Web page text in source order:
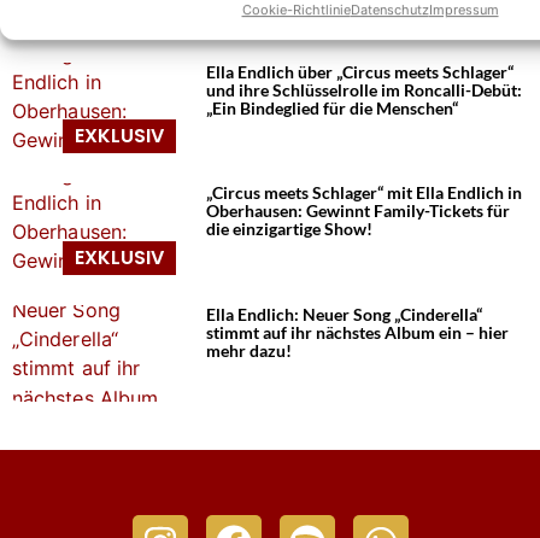
Cookie-RichtlinieDatenschutzImpressum
Ella Endlich über „Circus meets Schlager“
und ihre Schlüsselrolle im Roncalli-Debüt:
„Ein Bindeglied für die Menschen“
„Circus meets Schlager“ mit Ella Endlich in
Oberhausen: Gewinnt Family-Tickets für
die einzigartige Show!
Ella Endlich: Neuer Song „Cinderella“
stimmt auf ihr nächstes Album ein – hier
mehr dazu!